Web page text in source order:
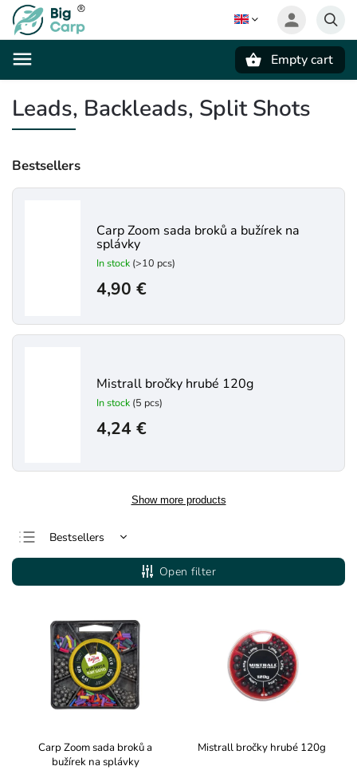
Empty cart
Leads, Backleads, Split Shots
Bestsellers
Carp Zoom sada broků a bužírek na
splávky
In stock (>10 pcs)
4,90 €
Mistrall bročky hrubé 120g
In stock (5 pcs)
4,24 €
Show more products
Bestsellers
Least expensive
Most expensive
Open filter
Carp Zoom sada broků a
bužírek na splávky
Mistrall bročky hrubé 120g